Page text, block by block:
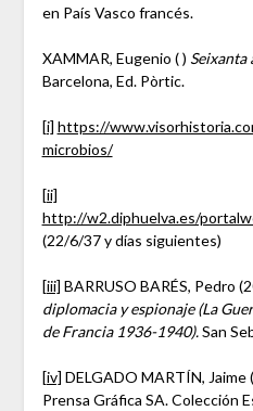
en País Vasco francés.
XAMMAR, Eugenio ( ) Seixanta
Barcelona, Ed. Pòrtic.
[i] https://
microbios/
[ii]
http://w2.diphuelva.es/
(22/6/37 y días siguientes)
[iii] BARRUSO BARÉS, Pedro
diplomacia y espionaje (La
de Francia 1936-1940).San
[iv] DELGADO MARTÍN, Jaime
Prensa Gráfica SA. Colección